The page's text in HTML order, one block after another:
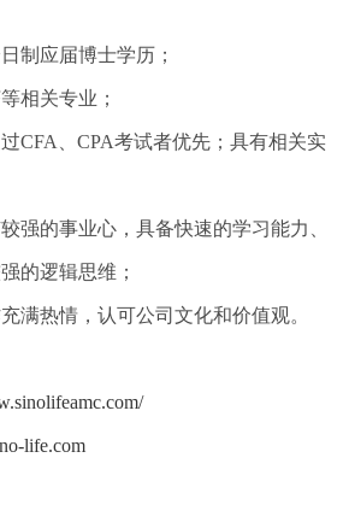
制应届博士学历；
相关专业；
CFA、CPA考试者优先；具有相关实
强的事业心，具备快速的学习能力、
的逻辑思维；
满热情，认可公司文化和价值观。
life.com